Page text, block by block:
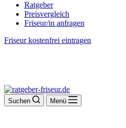
Ratgeber
Preisvergleich
Friseur/in anfragen
Friseur kostenfrei eintragen
Suchen Menü